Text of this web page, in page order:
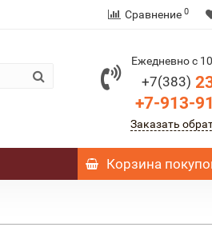
Сравнение 0
Ежедневно с
+7(383)
+7-913-
Заказать
Корзина